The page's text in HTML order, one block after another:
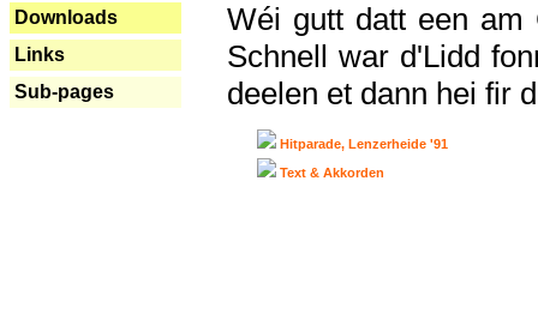
Downloads
Links
Sub-pages
Wéi gutt datt een am
Schnell war d'Lidd
deelen et dann hei fir
Hitparade, Lenzerheide '91
Text & Akkorden